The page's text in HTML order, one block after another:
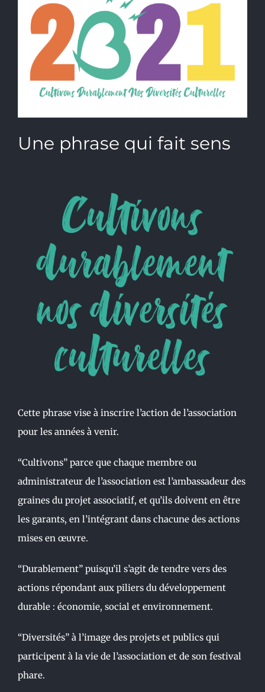
Une phrase qui fait sens
Cette phrase vise à inscrire l’action de l’association
pour les années à venir.
“Cultivons” parce que chaque membre ou
administrateur de l’association est l’ambassadeur des
graines du projet associatif, et qu’ils doivent en être
les garants, en l’intégrant dans chacune des actions
mises en œuvre.
“Durablement” puisqu’il s’agit de tendre vers des
actions répondant aux piliers du développement
durable : économie, social et environnement.
“Diversités” à l’image des projets et publics qui
participent à la vie de l’association et de son festival
phare.